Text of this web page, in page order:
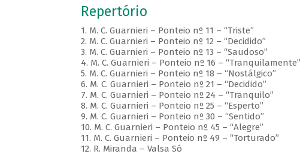
Repertório
1. M. C. Guarnieri – Ponteio nº 11 – “Triste”
2. M. C. Guarnieri – Ponteio nº 12 – “Decidido”
3. M. C. Guarnieri – Ponteio nº 13 – “Saudoso”
4. M. C. Guarnieri – Ponteio nº 16 – “Tranquilamente”
5. M. C. Guarnieri – Ponteio nº 18 – “Nostálgico”
6. M. C. Guarnieri – Ponteio nº 21 – “Decidido”
7. M. C. Guarnieri – Ponteio nº 24 – “Tranquilo”
8. M. C. Guarnieri – Ponteio nº 25 – “Esperto”
9. M. C. Guarnieri – Ponteio nº 30 – “Sentido”
10. M. C. Guarnieri – Ponteio nº 45 – “Alegre”
11. M. C. Guarnieri – Ponteio nº 49 – “Torturado”
12. R. Miranda – Valsa Só